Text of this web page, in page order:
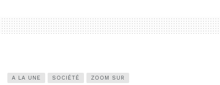
A LA UNE SOCIÉTÉ ZOOM SUR